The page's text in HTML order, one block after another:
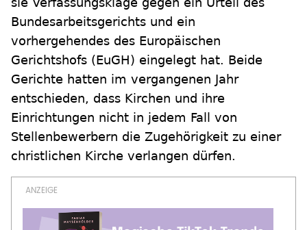
Bundesarbeitsgerichts und ein
vorhergehendes des Europäischen
Gerichtshofs (EuGH) eingelegt hat. Beide
Gerichte hatten im vergangenen Jahr
entschieden, dass Kirchen und ihre
Einrichtungen nicht in jedem Fall von
Stellenbewerbern die Zugehörigkeit zu einer
christlichen Kirche verlangen dürfen.